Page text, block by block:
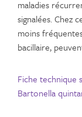
maladies
signalées. Chez
moins
bacillaire,
Fiche technique
Bartonella